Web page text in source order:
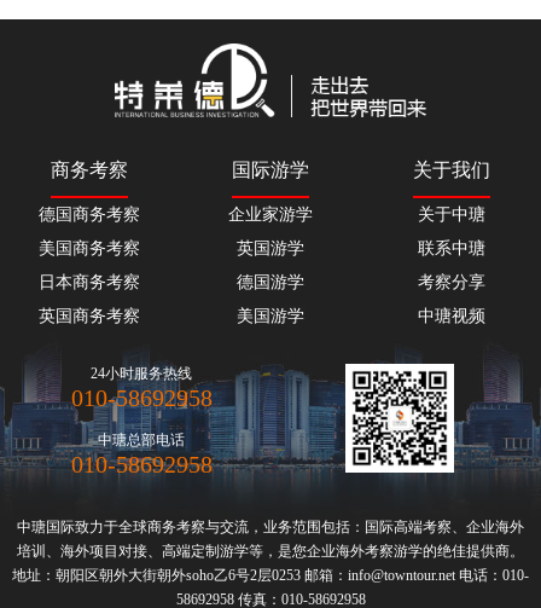
商务考察
德国商务考察
美国商务考察
日本商务考察
英国商务考察
国际游学
企业家游学
英国游学
德国游学
美国游学
关于我们
关于中瑭
联系中瑭
考察分享
中瑭视频
24小时服务热线
010-58692958
中瑭总部电话
010-58692958
中瑭国际致力于全球商务考察与交流，业务范围包括：国际高端考察、 企业海外
培训 、海外项目对接、高端定制游学等，是您企业海外考察游学的绝佳提供商。
地址：朝阳区朝外大街朝外soho乙6号2层0253 邮箱：info@towntour.net 电话：010-
58692958 传真：010-58692958